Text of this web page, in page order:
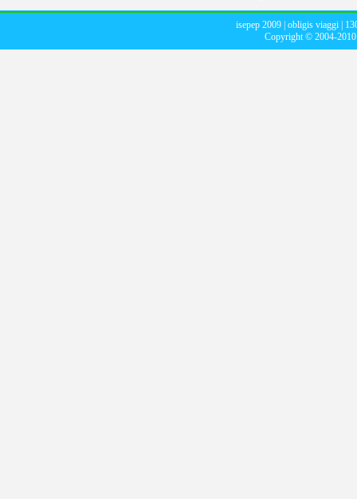
isepep 2009| obligis viaggi|
Copyright © 2004-